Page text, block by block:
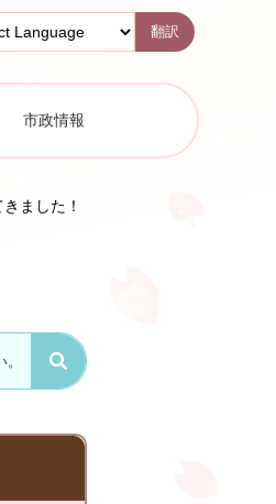
翻訳
市政情報
ました！